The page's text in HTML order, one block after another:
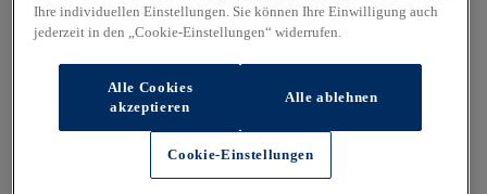
Ihre individuellen Einstellungen. Sie können Ihre Einwilligung auch
jederzeit in den „Cookie-Einstellungen“ widerrufen.
Alle Cookies
akzeptieren
Alle ablehnen
Cookie-Einstellungen